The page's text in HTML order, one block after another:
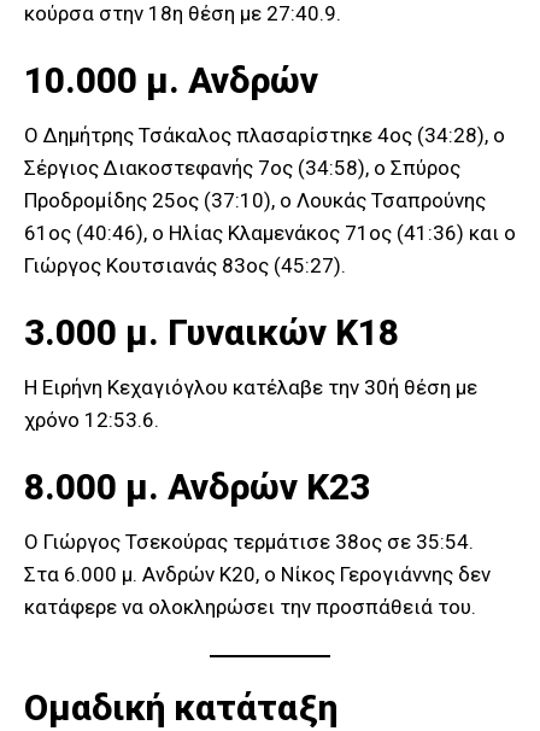
κούρσα στην 18η θέση με 27:40.9.
10.000 μ. Ανδρών
Ο Δημήτρης Τσάκαλος πλασαρίστηκε 4ος (34:28), ο
Σέργιος Διακοστεφανής 7ος (34:58), ο Σπύρος
Προδρομίδης 25ος (37:10), ο Λουκάς Τσαπρούνης
61ος (40:46), ο Ηλίας Κλαμενάκος 71ος (41:36) και ο
Γιώργος Κουτσιανάς 83ος (45:27).
3.000 μ. Γυναικών Κ18
Η Ειρήνη Κεχαγιόγλου κατέλαβε την 30ή θέση με
χρόνο 12:53.6.
8.000 μ. Ανδρών Κ23
Ο Γιώργος Τσεκούρας τερμάτισε 38ος σε 35:54.
Στα 6.000 μ. Ανδρών Κ20, ο Νίκος Γερογιάννης δεν
κατάφερε να ολοκληρώσει την προσπάθειά του.
Ομαδική κατάταξη